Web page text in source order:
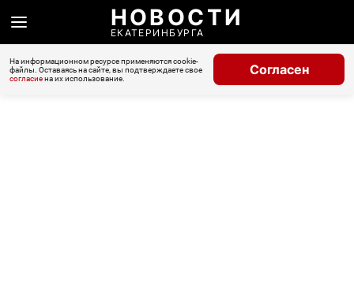
НОВОСТИ
ЕКАТЕРИНБУРГА
На информационном ресурсе применяются cookie-
файлы. Оставаясь на сайте, вы подтверждаете свое
согласиена их использование.
Согласен